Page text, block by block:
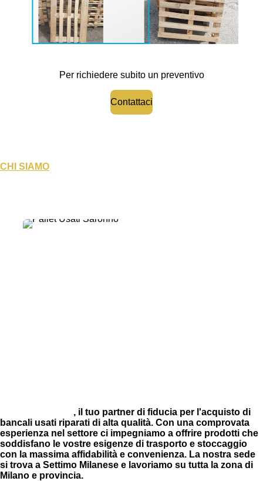
Per richiedere subito un preventivo
Contattaci
CHI SIAMO
, il tuo partner di fiducia per l'acquisto di
bancali usati riparati di alta qualità. Con una comprovata
esperienza nel settore ci impegniamo a offrire prodotti che
soddisfano le vostre esigenze di trasporto e stoccaggio
con la massima affidabilità e convenienza. La nostra sede
si trova a Settimo Milanese e lavoriamo su tutta la zona di
Milano e provincia.